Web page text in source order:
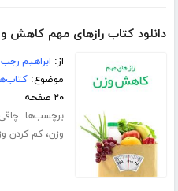
دانلود کتاب رازهای مهم کاهش
از: ابراهیم رجب
موضوع:
۲۰ صفحه
برچسب‌ها:
وزن،کم کردن